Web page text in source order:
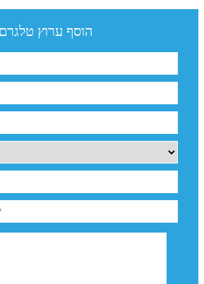
הוסף ערוץ טלגרם